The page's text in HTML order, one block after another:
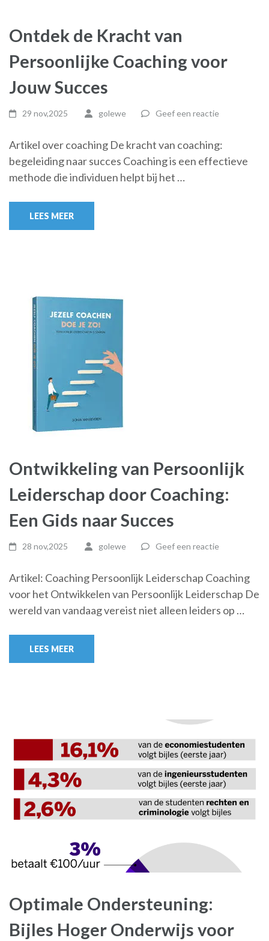
Ontdek de Kracht van
Persoonlijke Coaching voor
Jouw Succes
29 nov,2025 golewe Geef een reactie
Artikel over coaching De kracht van coaching:
begeleiding naar succes Coaching is een effectieve
methode die individuen helpt bij het …
LEES MEER
Ontwikkeling van Persoonlijk
Leiderschap door Coaching:
Een Gids naar Succes
28 nov,2025 golewe Geef een reactie
Artikel: Coaching Persoonlijk Leiderschap Coaching
voor het Ontwikkelen van Persoonlijk Leiderschap De
wereld van vandaag vereist niet alleen leiders op …
LEES MEER
Optimale Ondersteuning:
Bijles Hoger Onderwijs voor